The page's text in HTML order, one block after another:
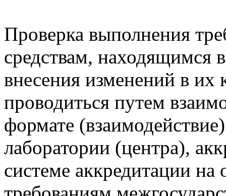
Проверка выполнения
средствам, находящимся
внесения изменений в
проводиться путем
формате
лаборатории (центра),
системе аккредитации на